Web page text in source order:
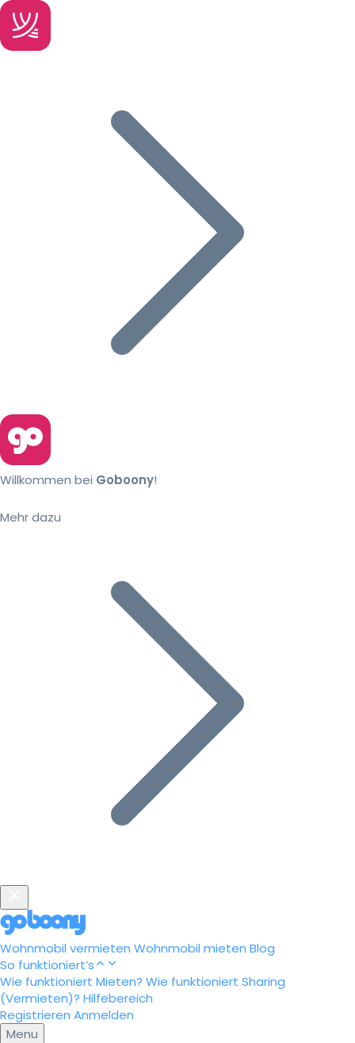
Willkommen bei Goboony!
Mehr dazu
Wohnmobil vermieten Wohnmobil mieten Blog
So funktioniert’s
Wie funktioniert Mieten? Wie funktioniert Sharing
(Vermieten)? Hilfebereich
Registrieren Anmelden
Menu